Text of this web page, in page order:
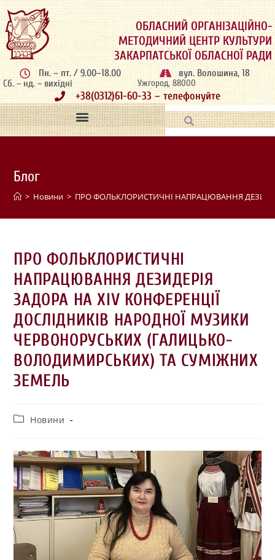
ОБЛАСНИЙ ОРГАНІЗАЦІЙНО-
МЕТОДИЧНИЙ ЦЕНТР КУЛЬТУРИ
ЗАКАРПАТСЬКОЇ ОБЛАСНОЇ РАДИ
Пн. – пт. / 9.00–18.00
Сб. – нд. – вихідні
вул. Волошина, 18
Ужгород, 88000
+38(0312)61-60-33 – телефонуйте
Блог
> Новини > ПРО ФОЛЬКЛОРИСТИЧНІ НАПРАЦЮВАННЯ
ПРО ФОЛЬКЛОРИСТИЧНІ
НАПРАЦЮВАННЯ ДЕЗИДЕРІЯ
ЗАДОРА НА ХІV КОНФЕРЕНЦІЇ
ДОСЛІДНИКІВ НАРОДНОЇ МУЗИКИ
ЧЕРВОНОРУСЬКИХ (ГАЛИЦЬКО-
ВОЛОДИМИРСЬКИХ) ТА СУМІЖНИХ
ЗЕМЕЛЬ
Новини